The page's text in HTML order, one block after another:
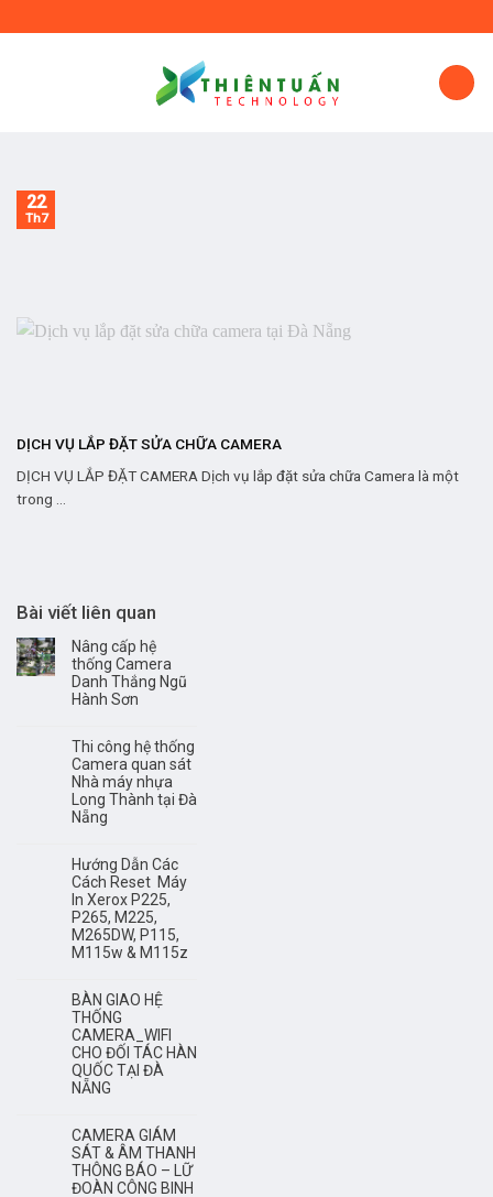
to
DỊCH VỤ LẮP ĐẶT SỬA CHỮA CAMERA
DỊCH VỤ LẮP ĐẶT CAMERA Dịch vụ lắp đặt sửa chữa Camera là một
trong ...
22
Th7
Bài viết liên quan
Nâng cấp hệ
thống Camera
Danh Thắng Ngũ
Hành Sơn
Thi công hệ thống
Camera quan sát
Nhà máy nhựa
Long Thành tại Đà
Nẵng
Hướng Dẫn Các
Cách Reset Máy
In Xerox P225,
P265, M225,
M265DW, P115,
M115w & M115z
BÀN GIAO HỆ
THỐNG
CAMERA_WIFI
CHO ĐỐI TÁC HÀN
QUỐC TẠI ĐÀ
NẴNG
CAMERA GIÁM
SÁT & ÂM THANH
THÔNG BÁO – LỮ
ĐOÀN CÔNG BINH